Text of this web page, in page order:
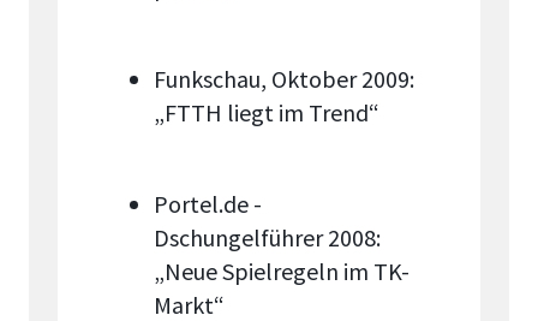
Funkschau, Oktober 2009:
„FTTH liegt im Trend“
Portel.de -
Dschungelführer 2008:
„Neue Spielregeln im TK-
Markt“